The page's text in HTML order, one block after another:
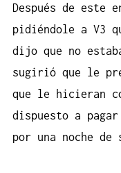
Después de este
pidiéndole a V3
dijo que no
sugirió que le
que le hicieran
dispuesto a
por una noche de